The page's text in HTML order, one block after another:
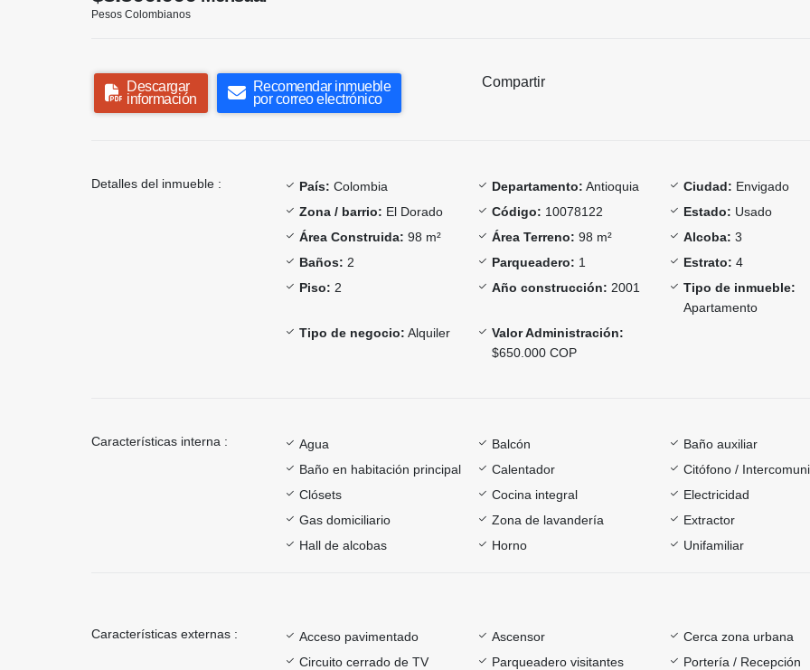
Pesos Colombianos
Descargar
información
Recomendar inmueble
por correo electrónico
Compartir
Detalles del inmueble : País: Colombia Departamento: Antioquia Ciudad: Envigado
Zona / barrio: El Dorado Código: 10078122 Estado: Usado
Área Construida: 98 m² Área Terreno: 98 m² Alcoba: 3
Baños: 2 Parqueadero: 1 Estrato: 4
Piso: 2 Año construcción: 2001
Tipo de inmueble:
Apartamento
Tipo de negocio: Alquiler
Valor Administración:
$650.000 COP
Características interna : Agua Balcón
Baño auxiliar
Baño en habitación principal
Calentador
Citófono /
Clósets
Cocina integral
Electricidad
Gas domiciliario
Zona de lavandería
Extractor
Hall de alcobas
Horno Unifamiliar
Características externas : Acceso pavimentado Ascensor
Cerca zona urbana
Circuito cerrado de TV
Parqueadero visitantes
Portería / Recepción